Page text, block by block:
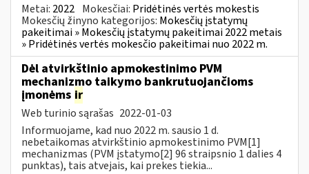
Metai: 2022 Mokesčiai: Pridėtinės vertės mokestis
Mokesčių žinyno kategorijos: Mokesčių įstatymų
pakeitimai » Mokesčių įstatymų pakeitimai 2022 metais
» Pridėtinės vertės mokesčio pakeitimai nuo 2022 m.
Dėl atvirkštinio apmokestinimo PVM
mechanizmo taikymo bankrutuojančioms
įmonėms ir
Web turinio sąrašas 2022-01-03
Informuojame, kad nuo 2022 m. sausio 1 d.
nebetaikomas atvirkštinio apmokestinimo PVM[1]
mechanizmas (PVM įstatymo[2] 96 straipsnio 1 dalies 4
punktas), tais atvejais, kai prekes tiekia...